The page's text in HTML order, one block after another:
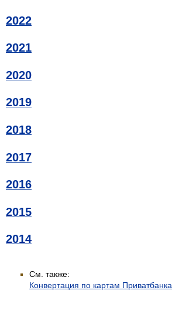
2022
2021
2020
2019
2018
2017
2016
2015
2014
См. также:
Конвертация по картам Приватбанка